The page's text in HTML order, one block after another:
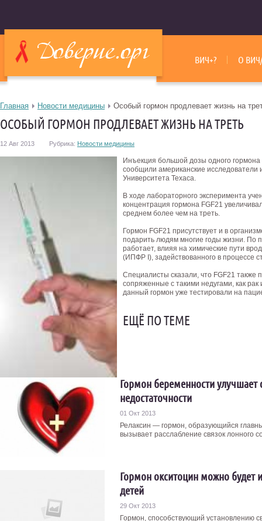
ВИЧ+? О
Главная Новости медицины Особый гормон продлевает жизнь на
ОСОБЫЙ ГОРМОН ПРОДЛЕВАЕТ ЖИЗНЬ НА ТРЕТЬ
12 Авг 2013 Рубрика: Новости медицины
Инъекция большой дозы одного
сообщили американские исследователи
Университета Техаса.
В ходе лабораторного эксперимента
концентрация гормона FGF21
среднем более чем на треть.
Гормон FGF21 присутствует и в
подарить людям многие годы жизни. По
работает, влияя на химические пути
(ИПФР I), задействованного в процессе
Специалисты сказали, что FGF21 также
сопряженные с такими недугами, как
данный гормон уже тестировали на
ЕЩЁ ПО ТЕМЕ
Гормон беременности улучшает
недостаточности
01 Окт 2013
Релаксин — гормон, образующийся
вызывает расслабление связок лонного
Гормон окситоцин можно будет
детей
29 Окт 2013
Гормон, способствующий установлению